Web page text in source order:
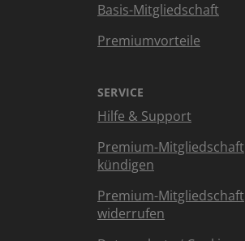
Basis-Mitgliedschaft
Premiumvorteile
SERVICE
Hilfe & Support
Premium-Mitgliedschaft
kündigen
Premium-Mitgliedschaft
widerrufen